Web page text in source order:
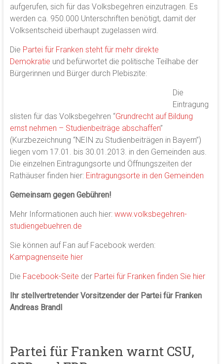
aufgerufen, sich für das Volksbegehren einzutragen. Es
werden ca. 950.000 Unterschriften benötigt, damit der
Volksentscheid überhaupt zugelassen wird.
Die Partei für Franken steht für mehr direkte
Demokratie und befürwortet die politische Teilhabe der
Bürgerinnen und Bürger durch Plebiszite:
Die
Eintragung
slisten für das Volksbegehren “Grundrecht auf Bildung
ernst nehmen – Studienbeiträge abschaffen”
(Kurzbezeichnung “NEIN zu Studienbeiträgen in Bayern”)
liegen vom 17.01. bis 30.01.2013. in den Gemeinden aus.
Die einzelnen Eintragungsorte und Öffnungszeiten der
Rathäuser finden hier: Eintragungsorte in den Gemeinden
Gemeinsam gegen Gebühren!
Mehr Informationen auch hier: www.volksbegehren-
studiengebuehren.de
Sie können auf Fan auf Facebook werden:
Kampagnenseite hier
Die Facebook-Seite der Partei für Franken finden Sie hier
Ihr stellvertretender Vorsitzender der Partei für Franken
Andreas Brandl
Partei für Franken warnt CSU,